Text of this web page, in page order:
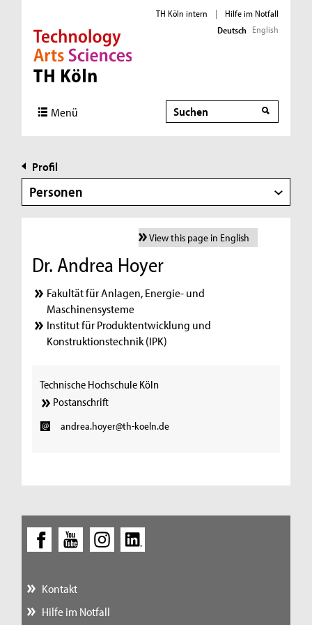
Direkt zur Hauptnavigation
Direkt zur Subnavigation
Direkt zum Inhalt
Direkt zum Fußbereich
TH Köln intern |
Hilfe im Notfall
Deutsch English
Menü Suche
Profil
Personen
View this page in English
Dr. Andrea Hoyer
Fakultät für Anlagen, Energie- und
Maschinensysteme
Institut für Produktentwicklung und
Konstruktionstechnik (IPK)
Technische Hochschule Köln
Postanschrift
andrea.hoyer@th-koeln.de
Kontakt
Hilfe im Notfall